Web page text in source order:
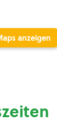
anzeigen